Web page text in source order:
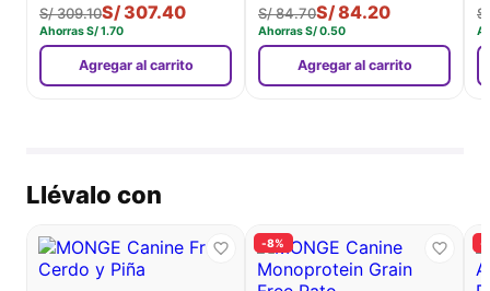
S/309.10S/ 307.40
AhorrasS/1.70
Agregar al carrito
S/84.70S/84.20
AhorrasS/0.50
Agregar al carrito
S/
Llévalo con
-8% -